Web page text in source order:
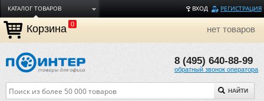
ВХОД РЕГИСТРАЦИЯ
КАТАЛОГ ТОВАРОВ
ДОСТАВКА
ОПЛАТА
ТОРГОВЫЕ МАРКИ
О КОМПАНИИ
Корзина 0 нет товаров
8 (495) 640-88-99
обратный звонок оператора
НАЙТИ